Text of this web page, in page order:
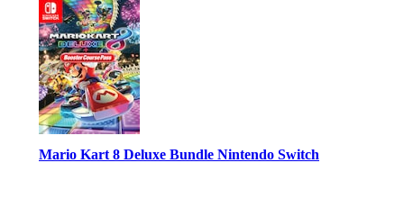
Mario Kart 8 Deluxe Bundle Nintendo Switch